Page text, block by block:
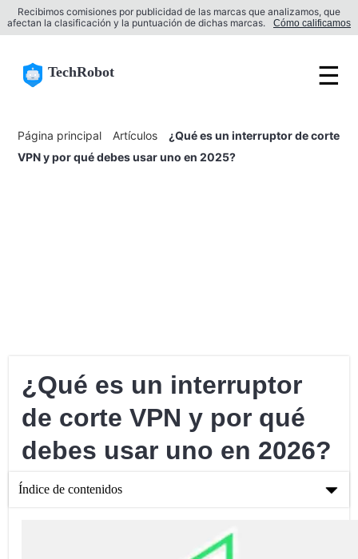
Recibimos comisiones por publicidad de las marcas que analizamos, que
afectan la clasificación y la puntuación de dichas marcas.
Cómo calificamos
TechRobot ☰
Página principal Artículos
¿Qué es un interruptor de corte
VPN y por qué debes usar uno en 2025?
¿Qué es un interruptor
de corte VPN y por qué
debes usar uno en 2026?
Índice de contenidos